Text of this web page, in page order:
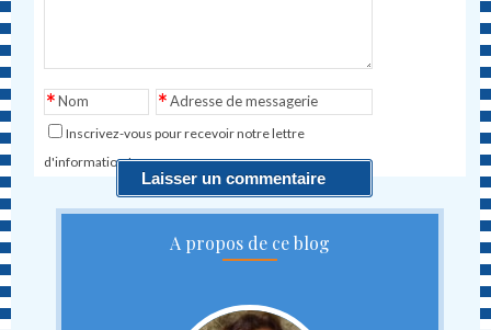
Nom
* Adresse de messagerie
*
Inscrivez-vous pour recevoir notre lettre
d'information !
A propos de ce blog